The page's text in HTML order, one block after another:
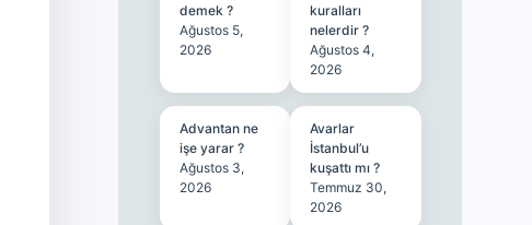
demek ?
Ağustos 5,
2026
kuralları
nelerdir ?
Ağustos 4,
2026
Advantan ne
işe yarar ?
Ağustos 3,
2026
Avarlar
İstanbul’u
kuşattı mı ?
Temmuz 30,
2026